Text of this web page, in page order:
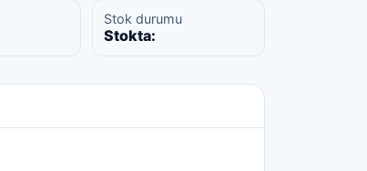
Stok durumu
Stokta: